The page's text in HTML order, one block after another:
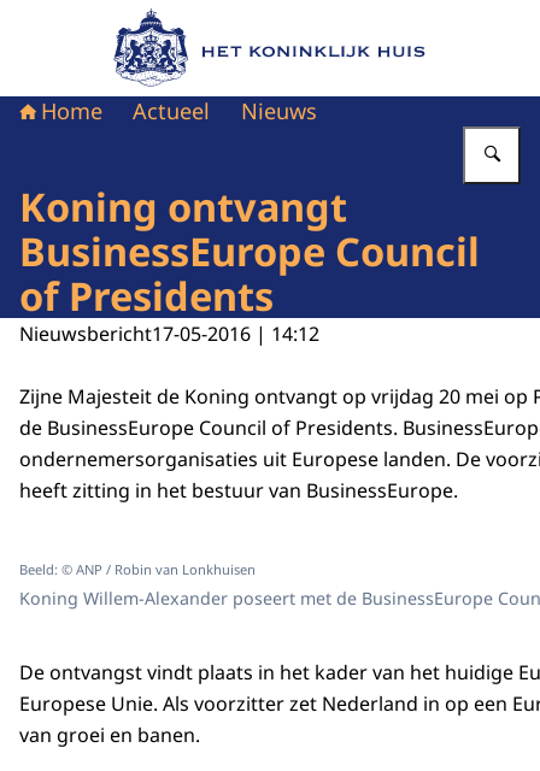
Naar de homepage van Het Koninklijk Huis
Home Actueel Nieuws
Koning ontvangt
BusinessEurope Council
of Presidents
Nieuwsbericht17-05-2016 | 14:12
Zijne Majesteit de Koning ontvangt op vrijdag 20 mei op
de BusinessEurope Council of Presidents.
ondernemersorganisaties uit Europese landen. De
heeft zitting in het bestuur van BusinessEurope.
Beeld: © ANP / Robin van Lonkhuisen
Koning Willem-Alexander poseert met de BusinessEurope
De ontvangst vindt plaats in het kader van het huidige
Europese Unie. Als voorzitter zet Nederland in op een
van groei en banen.